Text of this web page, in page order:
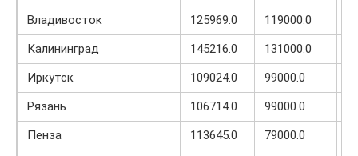
Владивосток
125969.0 119000.0
Калининград
145216.0 131000.0
Иркутск
109024.0 99000.0
Рязань
106714.0 99000.0
Пенза
113645.0 79000.0